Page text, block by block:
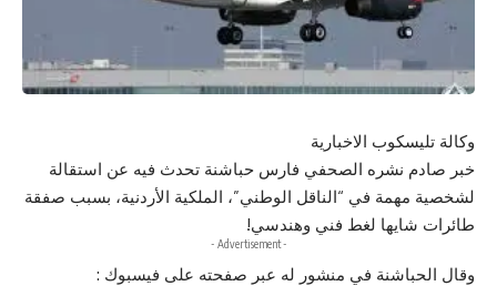
وكالة تليسكوب الاخبارية
خبر صادم نشره الصحفي فارس حباشنة تحدث فيه عن استقالة
لشخصية مهمة في “الناقل الوطني”، الملكية الأردنية، بسبب صفقة
طائرات شايها لغط فني وهندسي!
- Advertisement -
وقال الحباشنة في منشور له عبر صفحته على فيسبوك :